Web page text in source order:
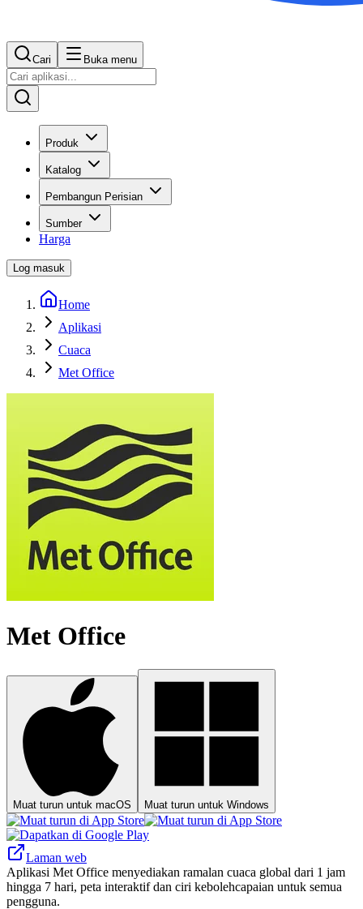
Cari Buka menu
Produk
Katalog
Pembangun Perisian
Sumber
Harga
Log masuk
Home
Aplikasi
Cuaca
Met Office
Met Office
Muat turun untuk macOS Muat turun untuk Windows
Laman web
Aplikasi Met Office menyediakan ramalan cuaca global dari 1 jam
hingga 7 hari, peta interaktif dan ciri kebolehcapaian untuk semua
pengguna.